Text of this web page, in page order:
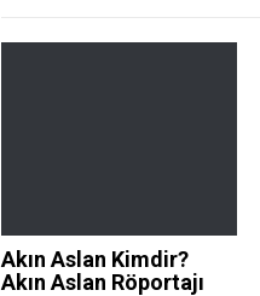
Akın Aslan Kimdir?
Akın Aslan Röportajı